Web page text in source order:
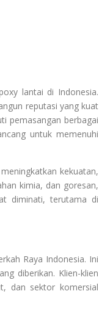
lantai di Indonesia.
reputasi yang kuat
pemasangan berbagai
untuk memenuhi
kekuatan,
kimia, dan goresan,
diminati, terutama di
Raya Indonesia. Ini
diberikan. Klien-klien
dan sektor komersial